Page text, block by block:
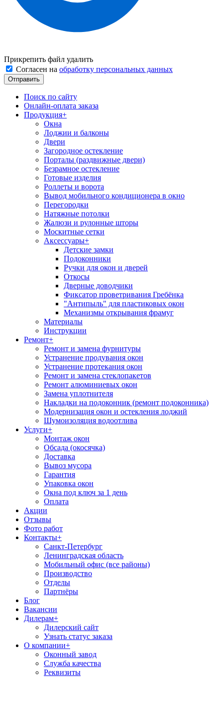
Прикрепить файл удалить
Согласен на обработку персональных данных
Поиск по сайту
Онлайн-оплата заказа
Продукция+
Окна
Лоджии и балконы
Двери
Загородное остекление
Порталы (раздвижные двери)
Безрамное остекление
Готовые изделия
Роллеты и ворота
Вывод мобильного кондиционера в окно
Перегородки
Натяжные потолки
Жалюзи и рулонные шторы
Москитные сетки
Аксессуары+
Детские замки
Подоконники
Ручки для окон и дверей
Откосы
Дверные доводчики
Фиксатор проветривания Гребёнка
"Антипыль" для пластиковых окон
Механизмы открывания фрамуг
Материалы
Инструкции
Ремонт+
Ремонт и замена фурнитуры
Устранение продувания окон
Устранение протекания окон
Ремонт и замена стеклопакетов
Ремонт алюминиевых окон
Замена уплотнителя
Накладки на подоконник (ремонт подоконника)
Модернизация окон и остекления лоджий
Шумоизоляция водоотлива
Услуги+
Монтаж окон
Обсада (окосячка)
Доставка
Вывоз мусора
Гарантия
Упаковка окон
Окна под ключ за 1 день
Оплата
Акции
Отзывы
Фото работ
Контакты+
Санкт-Петербург
Ленинградская область
Мобильный офис (все районы)
Производство
Отделы
Партнёры
Блог
Вакансии
Дилерам+
Дилерский сайт
Узнать статус заказа
О компании+
Оконный завод
Служба качества
Реквизиты